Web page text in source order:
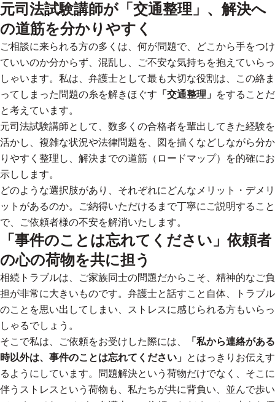
元司法試験講師が「交通整理」、解決へ
の道筋を分かりやすく
ご相談に来られる方の多くは、何が問題で、どこから手をつけ
ていいのか分からず、混乱し、ご不安な気持ちを抱えていらっ
しゃいます。私は、弁護士として最も大切な役割は、この絡ま
ってしまった問題の糸を解きほぐす 「交通整理」 をすることだ
と考えています。
元司法試験講師として、数多くの合格者を輩出してきた経験を
活かし、複雑な状況や法律問題を、図を描くなどしながら分か
りやすく整理し、解決までの道筋（ロードマップ）を的確にお
示しします。
どのような選択肢があり、それぞれにどんなメリット・デメリ
ットがあるのか。
ご納得いただけるまで丁寧にご説明すること
で、ご依頼者様の不安を解消いたします。
「事件のことは忘れてください」依頼者
の心の荷物を共に担う
相続トラブルは、ご家族同士の問題だからこそ、精神的なご負
担が非常に大きいものです。弁護士と話すこと自体、トラブル
のことを思い出してしまい、ストレスに感じられる方もいらっ
しゃるでしょう。
そこで私は、ご依頼をお受けした際には、
「私から連絡がある
時以外は、事件のことは忘れてください」 とはっきりお伝えす
るようにしています。問題解決という荷物だけでなく、そこに
伴うストレスという荷物も、私たちが共に背負い、並んで歩い